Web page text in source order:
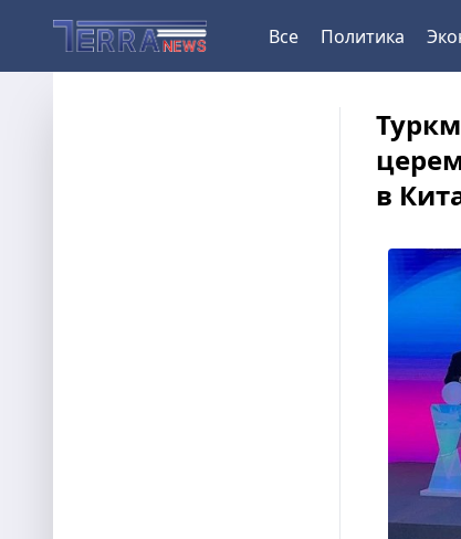
Все Политика
в